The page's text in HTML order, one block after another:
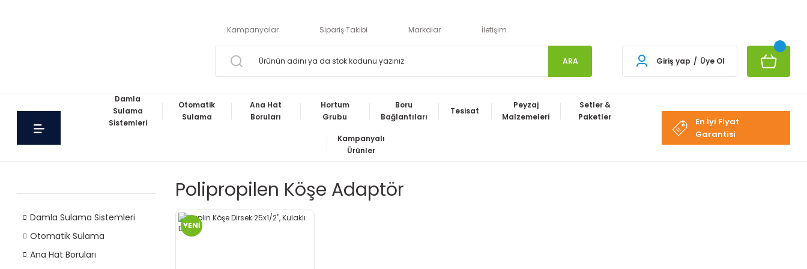
Kampanyalar Sipariş Takibi Markalar İletişim
ARA Giriş yap / Üye Ol
Damla
Sulama
Sistemleri
Otomatik
Sulama
Ana Hat
Boruları
Hortum
Grubu
Boru
Bağlantıları
Tesisat
Peyzaj
Malzemeleri
Setler &
Paketler
Kampanyalı
Ürünler
En İyi Fiyat
Garantisi
Damla Sulama Sistemleri
Otomatik Sulama
Ana Hat Boruları
Polipropilen Köşe Adaptör
YENİ